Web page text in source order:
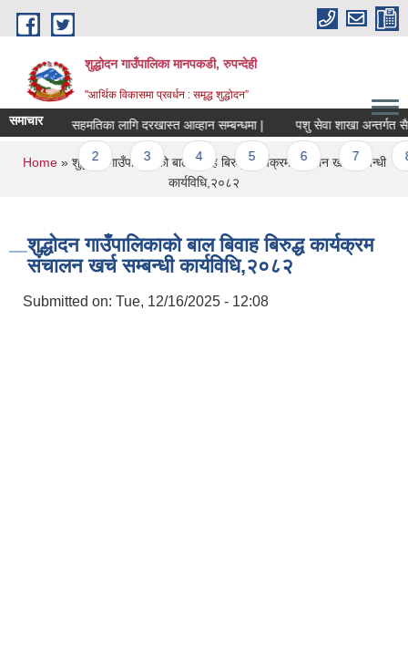
Skip to main content
शुद्धोदन गाउँपालिका मानपकडी, रुपन्देही
"आर्थिक विकासमा प्रवर्धन : समृद्ध शुद्धोदन”
समाचार
सरुवा सहमतिका लागि दरखास्त आव्हान सम्बन्धमा | पशु सेवा शाखा अन्तर्गत सैलेज
Pages
1 3 4 5 6 7 8
You are here
Home» शुद्धोदन गाउँपालिकाको बाल बिवाह बिरुद्ध कार्यक्रम संचालन खर्च सम्बन्धी
कार्यविधि,२०८२
शुद्धोदन गाउँपालिकाको बाल बिवाह बिरुद्ध कार्यक्रम
संचालन खर्च सम्बन्धी कार्यविधि,२०८२
Submitted on: Tue, 12/16/2025 - 12:08